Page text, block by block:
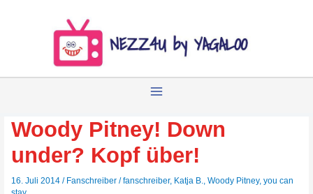
Woody Pitney! Down
under? Kopf über!
16. Juli 2014/ Fanschreiber /fanschreiber, Katja B.,Woody Pitney,you can